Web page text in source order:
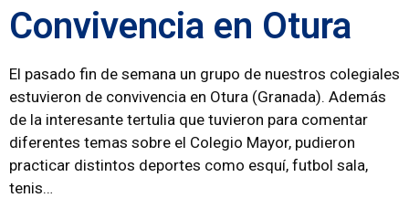
Convivencia en Otura
El pasado fin de semana un grupo de nuestros colegiales
estuvieron de convivencia en Otura (Granada). Además
de la interesante tertulia que tuvieron para comentar
diferentes temas sobre el Colegio Mayor, pudieron
practicar distintos deportes como esquí, futbol sala,
tenis…